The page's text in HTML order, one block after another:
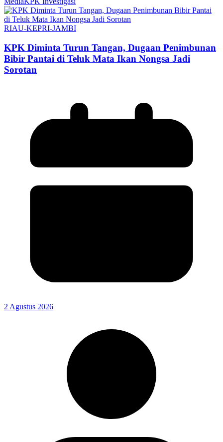
RIAU-KEPRI-JAMBI
KPK Diminta Turun Tangan, Dugaan Penimbunan
Bibir Pantai di Teluk Mata Ikan Nongsa Jadi
Sorotan
2 Agustus 2026